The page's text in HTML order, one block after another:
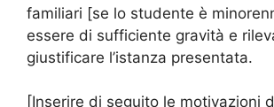
familiari [se lo studente è
essere di sufficiente gravità e
giustificare l’istanza presentata.
[Inserire di seguito le motivazioni